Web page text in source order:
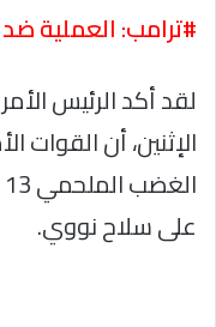
#ترامب: العملية ضد
لقد أكد الرئيس
الإثنين، أن
على سلاح نووي.